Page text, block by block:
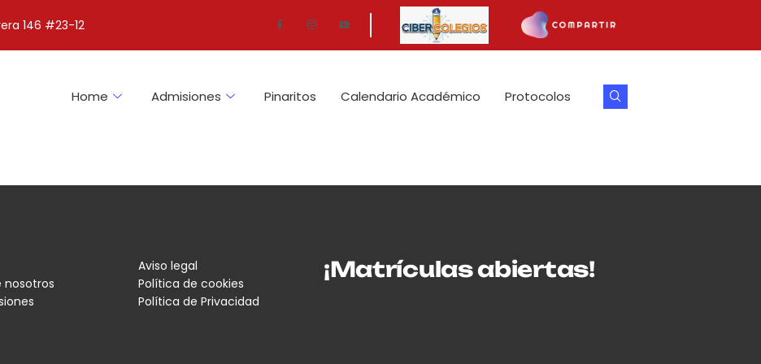
146 #23-12
Home Admisiones Pinaritos Calendario Académico Protocolos
nosotros
Aviso legal
Política de cookies
Política de Privacidad
¡Matrículas abiertas!